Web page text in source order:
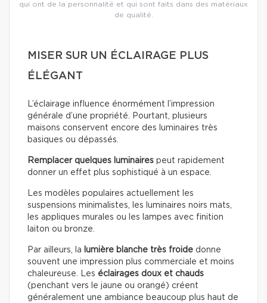
qui ont de la personnalité et qui sont faits dans des matériaux
de qualité.
MISER SUR UN ÉCLAIRAGE PLUS
ÉLÉGANT
L’éclairage influence énormément l’impression
générale d’une propriété. Pourtant, plusieurs
maisons conservent encore des luminaires très
basiques ou dépassés.
Remplacer quelques luminaires peut rapidement
donner un effet plus sophistiqué à un espace.
Les modèles populaires actuellement les
suspensions minimalistes, les luminaires noirs mats,
les appliques murales ou les lampes avec finition
laiton ou bronze.
Par ailleurs, la lumière blanche très froide donne
souvent une impression plus commerciale et moins
chaleureuse. Les éclairages doux et chauds
(penchant vers le jaune ou orangé) créent
généralement une ambiance beaucoup plus haut de